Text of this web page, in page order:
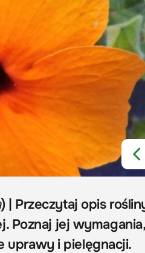
) | Przeczytaj opis
Poznaj jej wymagania,
uprawy i pielęgnacji.